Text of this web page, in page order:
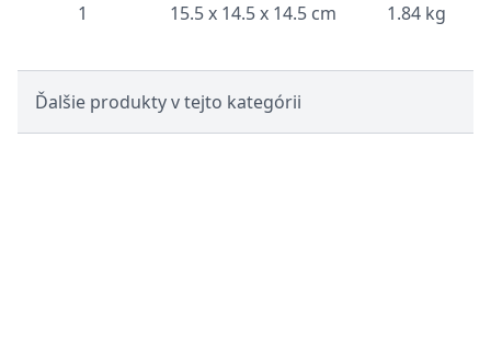
1
15.5 x 14.5 x 14.5 cm 1.84 kg
Ďalšie produkty v tejto kategórii